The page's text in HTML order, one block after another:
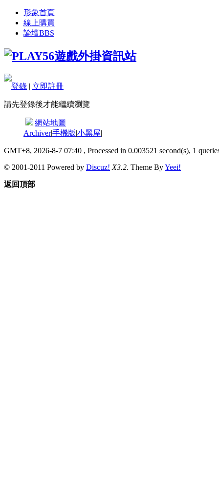
形象首頁
線上購買
論壇BBS
登錄 | 立即註冊
請先登錄後才能繼續瀏覽
|網站地圖
Archiver|手機版|小黑屋|
GMT+8, 2026-8-7 07:40 , Processed in 0.003521 second(s), 1
© 2001-2011 Powered by Discuz! X3.2. Theme ByYeei!
返回頂部